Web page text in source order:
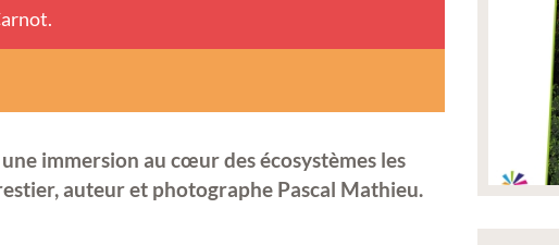
immersion au cœur des écosystèmes les
auteur et photographe Pascal Mathieu.